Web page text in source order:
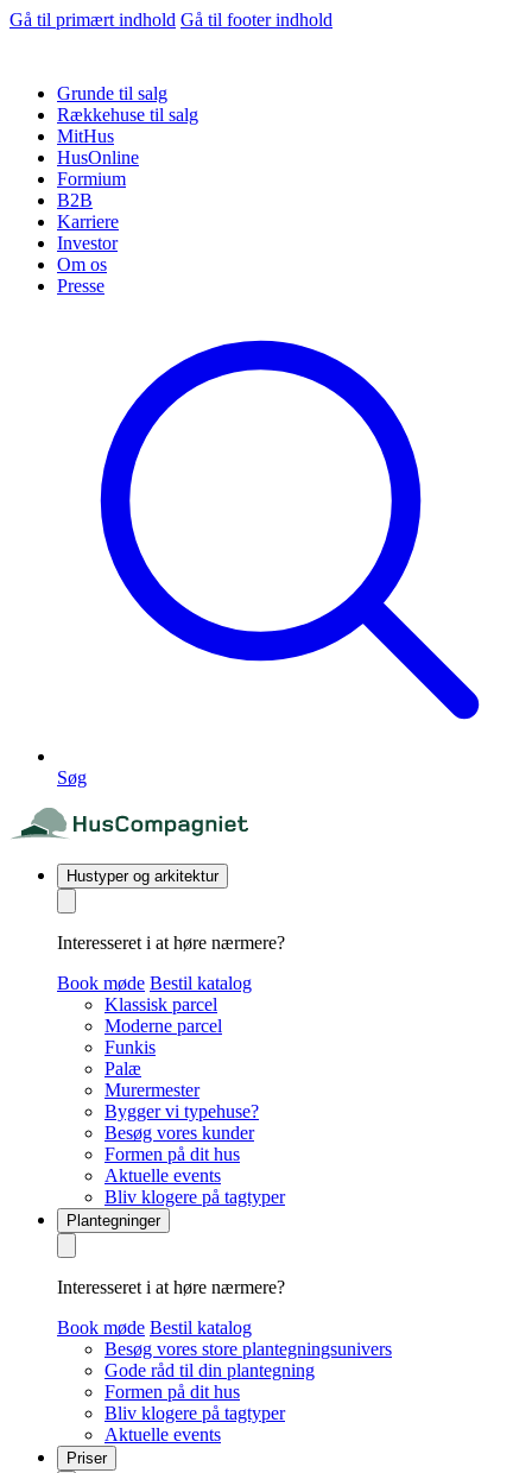
Gå til primært indhold Gå til footer indhold
Grunde til salg
Rækkehuse til salg
MitHus
HusOnline
Formium
B2B
Karriere
Investor
Om os
Presse
Søg
Hustyper og arkitektur
Interesseret i at høre nærmere?
Book møde Bestil katalog
Klassisk parcel
Moderne parcel
Funkis
Palæ
Murermester
Bygger vi typehuse?
Besøg vores kunder
Formen på dit hus
Aktuelle events
Bliv klogere på tagtyper
Plantegninger
Interesseret i at høre nærmere?
Book møde Bestil katalog
Besøg vores store plantegningsunivers
Gode råd til din plantegning
Formen på dit hus
Bliv klogere på tagtyper
Aktuelle events
Priser